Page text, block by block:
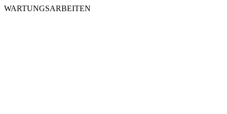
WARTUNGSARBEITEN